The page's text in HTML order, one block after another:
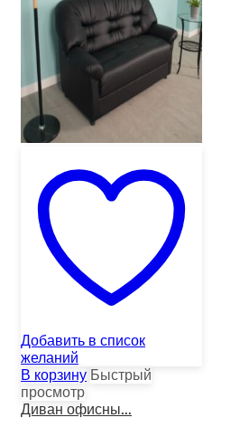
Добавить в список
желаний
В корзину Быстрый
просмотр
Диван офисны...